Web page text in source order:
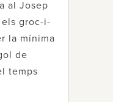
al Josep
els groc-i-
la mínima
de
temps